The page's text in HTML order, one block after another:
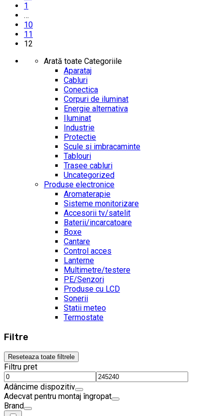
1
…
10
11
12
Arată toate Categoriile
Aparataj
Cabluri
Conectica
Corpuri de iluminat
Energie alternativa
Iluminat
Industrie
Protectie
Scule si imbracaminte
Tablouri
Trasee cabluri
Uncategorized
Produse electronice
Aromaterapie
Sisteme monitorizare
Accesorii tv/satelit
Baterii/incarcatoare
Boxe
Cantare
Control acces
Lanterne
Multimetre/testere
PE/Senzori
Produse cu LCD
Sonerii
Statii meteo
Termostate
Filtre
Reseteaza toate filtrele
Filtru pret
Adâncime dispozitiv
Adecvat pentru montaj îngropat
Brand